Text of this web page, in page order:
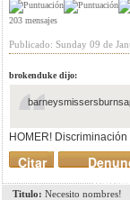
203 mensajes
Publicado: Sunday 09 de
brokenduke dijo:
HOMER!
Citar
Titulo: Necesito nombres!